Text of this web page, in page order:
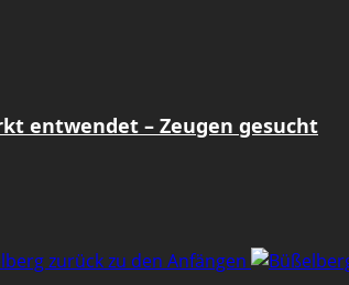
entwendet – Zeugen gesucht
zurück zu den Anfängen